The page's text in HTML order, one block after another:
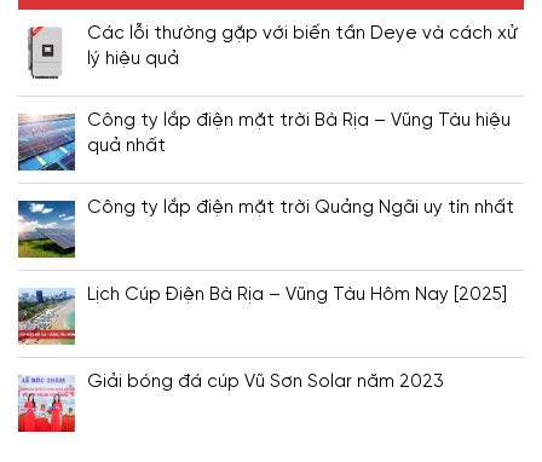
Các lỗi thường gặp với biến tần Deye và cách xử
lý hiệu quả
Công ty lắp điện mặt trời Bà Rịa – Vũng Tàu hiệu
quả nhất
Công ty lắp điện mặt trời Quảng Ngãi uy tín nhất
Lịch Cúp Điện Bà Rịa – Vũng Tàu Hôm Nay [2025]
Giải bóng đá cúp Vũ Sơn Solar năm 2023